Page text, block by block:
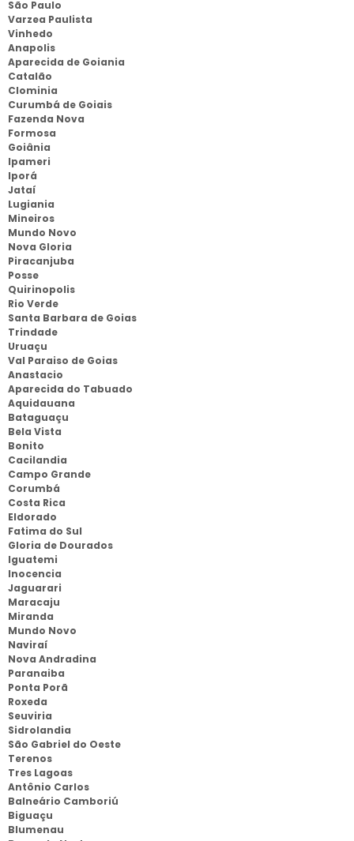
São Paulo
Varzea Paulista
Vinhedo
Anapolis
Aparecida de Goiania
Catalão
Clominia
Curumbá de Goiais
Fazenda Nova
Formosa
Goiânia
Ipameri
Iporá
Jataí
Lugiania
Mineiros
Mundo Novo
Nova Gloria
Piracanjuba
Posse
Quirinopolis
Rio Verde
Santa Barbara de Goias
Trindade
Uruaçu
Val Paraiso de Goias
Anastacio
Aparecida do Tabuado
Aquidauana
Bataguaçu
Bela Vista
Bonito
Cacilandia
Campo Grande
Corumbá
Costa Rica
Eldorado
Fatima do Sul
Gloria de Dourados
Iguatemi
Inocencia
Jaguarari
Maracaju
Miranda
Mundo Novo
Naviraí
Nova Andradina
Paranaiba
Ponta Porã
Roxeda
Seuviria
Sidrolandia
São Gabriel do Oeste
Terenos
Tres Lagoas
Antônio Carlos
Balneário Camboriú
Biguaçu
Blumenau